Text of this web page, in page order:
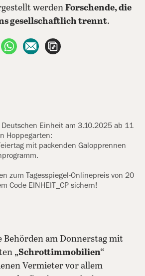
werden Forschende, die
gesellschaftlich trennt.
teilen
auf X teilenper WhatsApp teilen
per E-Mail teilen
‍Einheit am 3.10.2025 ab 11
Hoppegarten:
mit ‍packenden ‍Galopprennen
zum ‍Tagesspiegel-Onlinepreis von 20
Code EINHEIT_CP sichern!
Behörden am Donnerstag mit
„Schrottimmobilien“
Vermieter vor allem